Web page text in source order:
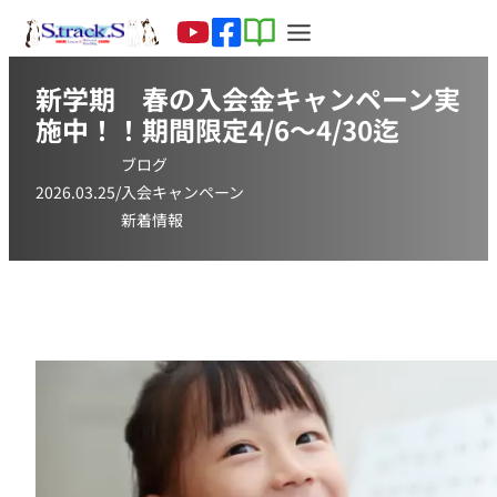
新学期 春の入会金キャンペーン実
施中！！期間限定4/6～4/30迄
2026.03.25/
ブログ
入会キャンペーン
新着情報